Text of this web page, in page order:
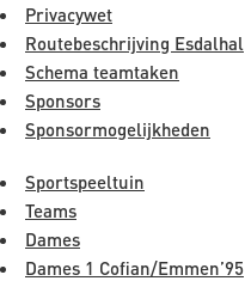
Privacywet
Routebeschrijving Esdalhal
Schema teamtaken
Sponsors
Sponsormogelijkheden
Sportspeeltuin
Teams
Dames
Dames 1 Cofian/Emmen’95